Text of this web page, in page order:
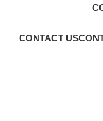
CONTACT US